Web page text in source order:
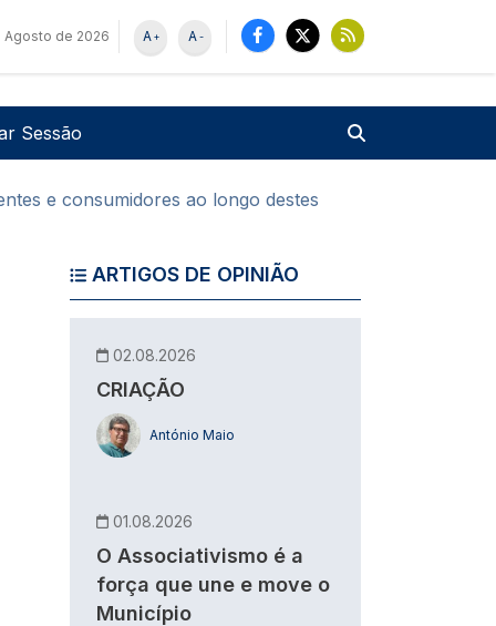
Agosto de 2026 -
A
+
A
de utilizador
Sessão
e consumidores ao longo destes
ARTIGOS DE OPINIÃO
02.08.2026
CRIAÇÃO
António Maio
01.08.2026
O Associativismo é a
força que une e move o
Município